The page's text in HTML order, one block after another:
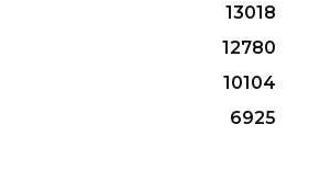
13018
12780
10104
6925